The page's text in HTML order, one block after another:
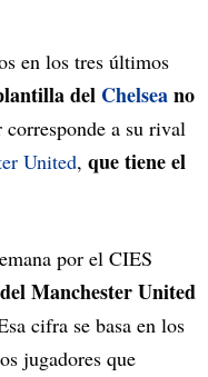
en los tres últimos
del Chelseano
corresponde a su rival
United, que tiene el
por el CIES
Manchester United
cifra se basa en los
jugadores que